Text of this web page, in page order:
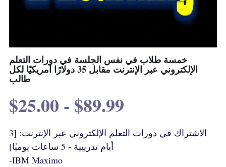
خمسة طلاب في نفس الجلسة في دورات التعلم
الإلكتروني عبر الإنترنت مقابل 35 دولارًا أمريكيًا لكل
طالب
$25.00 - $89.99
الاشتراك في دورات التعلم الإلكتروني عبر الإنترنت: [3
أيام تدريبية - 5 ساعات يوميًا]
-IBM Maximo